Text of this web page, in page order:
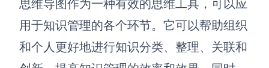
思维导图作为一种有效的思维工具，可以应
用于知识管理的各个环节。它可以帮助组织
和个人更好地进行知识分类、整理、关联和